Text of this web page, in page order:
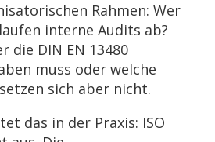
Rahmen: Wer
interne Audits ab?
die DIN EN 13480
muss oder welche
sich aber nicht.
das in der Praxis: ISO